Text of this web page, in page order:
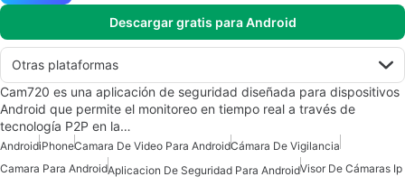
Descargar gratis para Android
Otras plataformas
Cam720 es una aplicación de seguridad diseñada para dispositivos
Android que permite el monitoreo en tiempo real a través de
tecnología P2P en la…
AndroidiPhoneCamara De Video Para AndroidCámara De Vigilancia
Camara Para AndroidAplicacion De Seguridad Para AndroidVisor De Cámaras Ip